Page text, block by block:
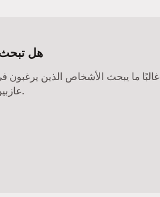
هل
غالبًا ما يبحث الأشخاص الذين
عازبين في هذه المدن أيضًا.